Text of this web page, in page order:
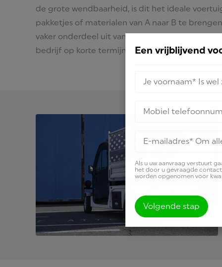
de grote wendbaarheid, is dit het ideale
pakketjes of materialen van A naar B te
vaker onderdeel uit van een professioneel
bedrijf op korte termijn naar op zoek is.
Een vrijblijvend
Als u uw aanvraag verstuurt
het door u gevraagde
worden opgenomen voor
Volgende stap